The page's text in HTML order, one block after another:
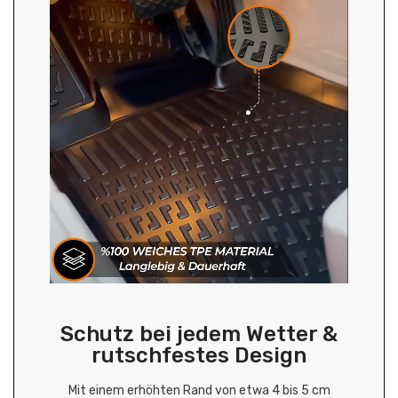
Schutz bei jedem Wetter &
rutschfestes Design
Mit einem erhöhten Rand von etwa 4 bis 5 cm